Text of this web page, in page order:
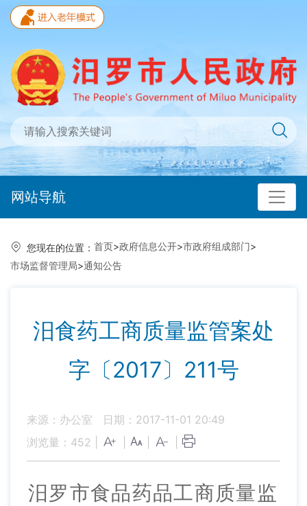
网站导航
您现在的位置： 首页>政府信息公开>市政府组成部门>
市场监督管理局>通知公告
汨食药工商质量监管案处
字〔2017〕211号
来源：办公室
日期：2017-11-01 20:49
浏览量： 452
汨罗市食品药品工商质量监